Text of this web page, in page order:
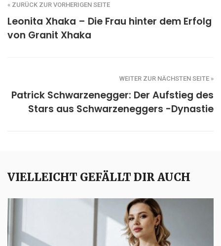
« ZURÜCK ZUR VORHERIGEN SEITE
Leonita Xhaka – Die Frau hinter dem Erfolg
von Granit Xhaka
WEITER ZUR NÄCHSTEN SEITE »
Patrick Schwarzenegger: Der Aufstieg des
Stars aus Schwarzeneggers -Dynastie
VIELLEICHT GEFÄLLT DIR AUCH